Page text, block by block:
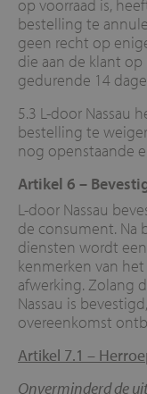
op voorraad is,
bestelling te
geen recht op
die aan de klant
gedurende 14
5.3 L-door Nassau
bestelling te
nog openstaande
Artikel 6 –
L-door Nassau
de consument. Na
diensten wordt
kenmerken van
afwerking. Zolang
Nassau is
overeenkomst
Artikel 7.1 –
Onverminderd de